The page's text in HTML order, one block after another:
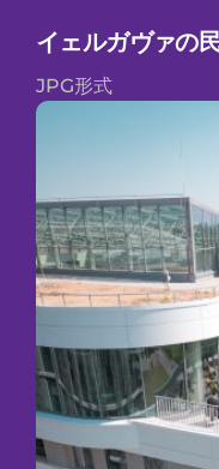
イェルガヴァの
JPG形式